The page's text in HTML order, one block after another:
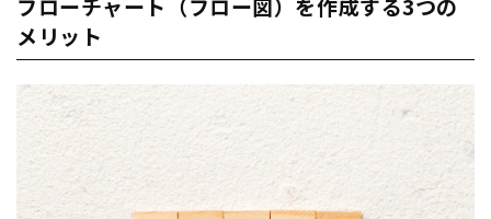
フローチャート（フロー図）を作成する3つの
メリット